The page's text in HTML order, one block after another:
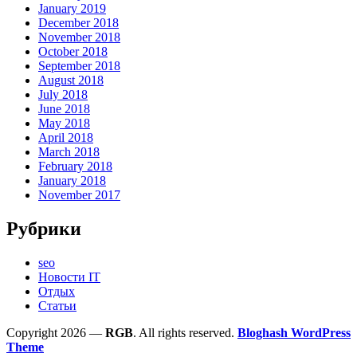
January 2019
December 2018
November 2018
October 2018
September 2018
August 2018
July 2018
June 2018
May 2018
April 2018
March 2018
February 2018
January 2018
November 2017
Рубрики
seo
Новости IT
Отдых
Статьи
Copyright 2026 — RGB. All rights reserved. Bloghash WordPress
Theme